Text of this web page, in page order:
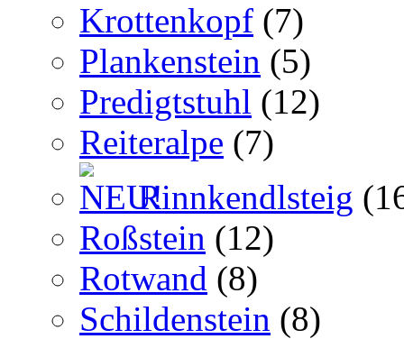
Krottenkopf (7)
Plankenstein (5)
Predigtstuhl (12)
Reiteralpe (7)
Rinnkendlsteig
Roßstein (12)
Rotwand (8)
Schildenstein (8)